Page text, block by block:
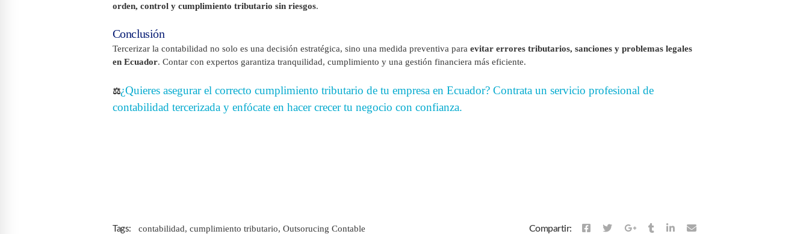
orden, control y cumplimiento tributario sin riesgos.
Conclusión
Tercerizar la contabilidad no solo es una decisión estratégica, sino una medida preventiva para evitar errores tributarios, sanciones y problemas legales
en Ecuador. Contar con expertos garantiza tranquilidad, cumplimiento y una gestión financiera más eficiente.
⚖️¿Quieres asegurar el correcto cumplimiento tributario de tu empresa en Ecuador? Contrata un servicio profesional de
contabilidad tercerizada y enfócate en hacer crecer tu negocio con confianza.
Tags: contabilidad, cumplimiento tributario, Outsorucing Contable Compartir: